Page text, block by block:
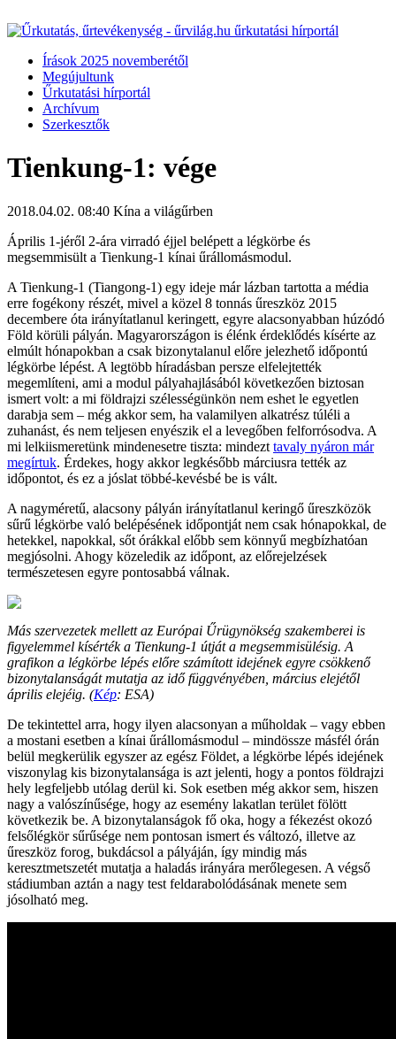
Írások 2025 novemberétől
Megújultunk
Űrkutatási hírportál
Archívum
Szerkesztők
Tienkung-1: vége
2018.04.02. 08:40 Kína a világűrben
Április 1-jéről 2-ára virradó éjjel belépett a légkörbe és
megsemmisült a Tienkung-1 kínai űrállomásmodul.
A Tienkung-1 (Tiangong-1) egy ideje már lázban tartotta a média
erre fogékony részét, mivel a közel 8 tonnás űreszköz 2015
decembere óta irányítatlanul keringett, egyre alacsonyabban húzódó
Föld körüli pályán. Magyarországon is élénk érdeklődés kísérte az
elmúlt hónapokban a csak bizonytalanul előre jelezhető időpontú
légkörbe lépést. A legtöbb híradásban persze elfelejtették
megemlíteni, ami a modul pályahajlásából következően biztosan
ismert volt: a mi földrajzi szélességünkön nem eshet le egyetlen
darabja sem – még akkor sem, ha valamilyen alkatrész túléli a
zuhanást, és nem teljesen enyészik el a levegőben felforrósodva. A
mi lelkiismeretünk mindenesetre tiszta: mindezt tavaly nyáron már
megírtuk. Érdekes, hogy akkor legkésőbb márciusra tették az
időpontot, és ez a jóslat többé-kevésbé be is vált.
A nagyméretű, alacsony pályán irányítatlanul keringő űreszközök
sűrű légkörbe való belépésének időpontját nem csak hónapokkal, de
hetekkel, napokkal, sőt órákkal előbb sem könnyű megbízhatóan
megjósolni. Ahogy közeledik az időpont, az előrejelzések
természetesen egyre pontosabbá válnak.
Más szervezetek mellett az Európai Űrügynökség szakemberei is
figyelemmel kísérték a Tienkung-1 útját a megsemmisülésig. A
grafikon a légkörbe lépés előre számított idejének egyre csökkenő
bizonytalanságát mutatja az idő függvényében, március elejétől
április elejéig. (Kép: ESA)
De tekintettel arra, hogy ilyen alacsonyan a műholdak – vagy ebben
a mostani esetben a kínai űrállomásmodul – mindössze másfél órán
belül megkerülik egyszer az egész Földet, a légkörbe lépés idejének
viszonylag kis bizonytalansága is azt jelenti, hogy a pontos földrajzi
hely legfeljebb utólag derül ki. Sok esetben még akkor sem, hiszen
nagy a valószínűsége, hogy az esemény lakatlan terület fölött
következik be. A bizonytalanságok fő oka, hogy a fékezést okozó
felsőlégkör sűrűsége nem pontosan ismert és változó, illetve az
űreszköz forog, bukdácsol a pályáján, így mindig más
keresztmetszetét mutatja a haladás irányára merőlegesen. A végső
stádiumban aztán a nagy test feldarabolódásának menete sem
jósolható meg.